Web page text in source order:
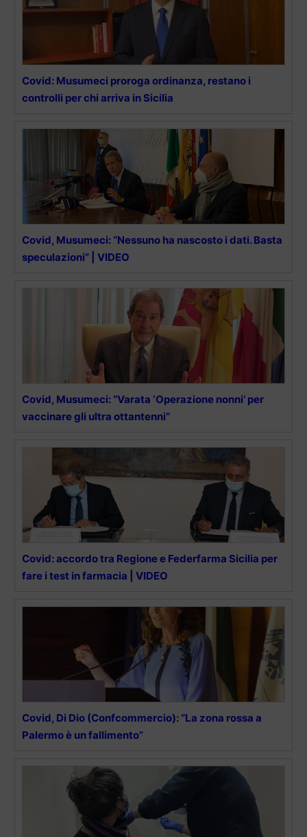
Covid: Musumeci proroga ordinanza, restano i
controlli per chi arriva in Sicilia
Covid, Musumeci: “Nessuno ha nascosto i dati. Basta
speculazioni” | VIDEO
Covid, Musumeci: “Varata ‘Operazione nonni’ per
vaccinare gli ultra ottantenni”
Covid: accordo tra Regione e Federfarma Sicilia per
fare i test in farmacia | VIDEO
Covid, Di Dio (Confcommercio): “La zona rossa a
Palermo è un fallimento”